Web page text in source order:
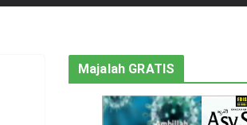
Majalah GRATIS